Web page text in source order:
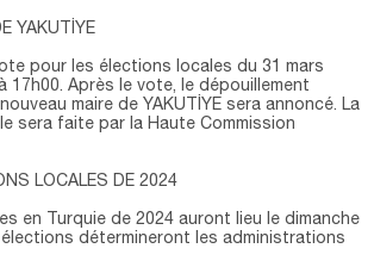
YAKUTİYE
pour les élections locales du 31 mars
17h00. Après le vote, le dépouillement
maire de YAKUTİYE sera annoncé. La
sera faite par la Haute Commission
LOCALES DE 2024
en Turquie de 2024 auront lieu le dimanche
élections détermineront les administrations